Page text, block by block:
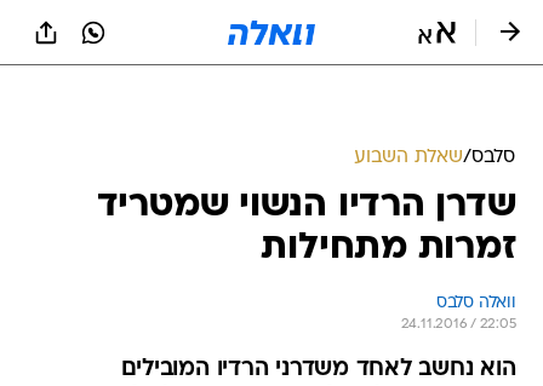
סלבס/שאלת השבוע
שדרן הרדיו הנשוי שמטריד
זמרות מתחילות
וואלה סלבס
24.11.2016 / 22:05
הוא נחשב לאחד משדרני הרדיו המובילים